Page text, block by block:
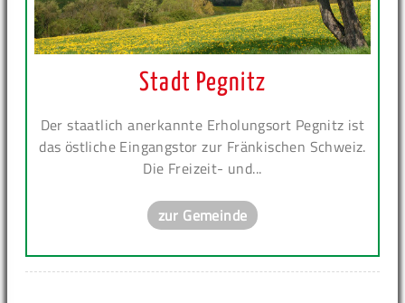
Stadt Pegnitz
Der staatlich anerkannte Erholungsort Pegnitz ist
das östliche Eingangstor zur Fränkischen Schweiz.
Die Freizeit- und...
zur Gemeinde